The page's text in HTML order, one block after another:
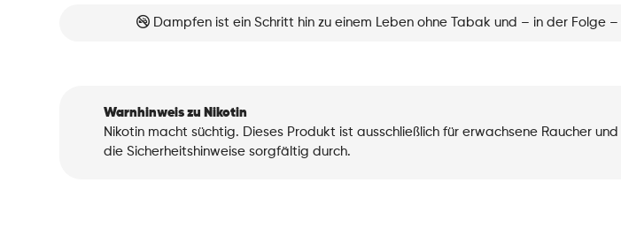
Dampfen ist ein Schritt hin zu einem Leben ohne Tabak und – in der Folge
Warnhinweis zu Nikotin
Nikotin macht süchtig. Dieses Produkt ist ausschließlich für erwachsene Raucher
die Sicherheitshinweise sorgfältig durch.